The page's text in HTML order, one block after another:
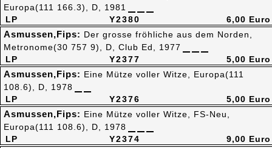
Y2380
LP
Europa(111 166.3), D, 1981
6,00 Euro
Y2377
LP
Asmussen,Fips: Der grosse fröhliche aus dem Norden,
Metronome(30 757 9), D, Club Ed, 1977
5,00 Euro
Y2376
LP
Asmussen,Fips: Eine Mütze voller Witze, Europa(111
108.6), D, 1978
5,00 Euro
Y2374
LP
Asmussen,Fips: Eine Mütze voller Witze, FS-Neu,
Europa(111 108.6), D, 1978
9,00 Euro